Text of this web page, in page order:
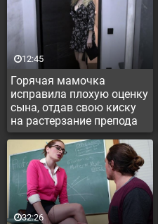
Горячая мамочка
исправила плохую оценку
сына, отдав свою киску
на растерзание препода
12:45
32:26